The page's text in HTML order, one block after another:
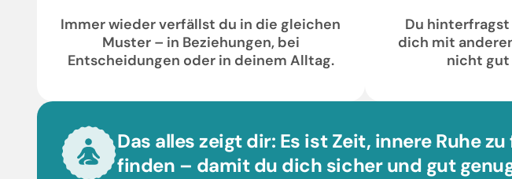
Immer wieder verfällst du in die gleichen
Muster – in Beziehungen, bei
Entscheidungen oder in deinem Alltag.
Du
dich mit
nicht gut
Das alles zeigt dir: Es ist Zeit, innere Ruhe
finden – damit du dich sicher und gut